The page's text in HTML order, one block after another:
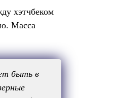
хэтчбеком
Масса
быть в